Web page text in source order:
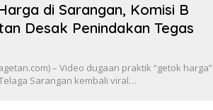
di Sarangan, Komisi B
Desak Penindakan Tegas
– Video dugaan praktik “getok harga”
Sarangan kembali viral…